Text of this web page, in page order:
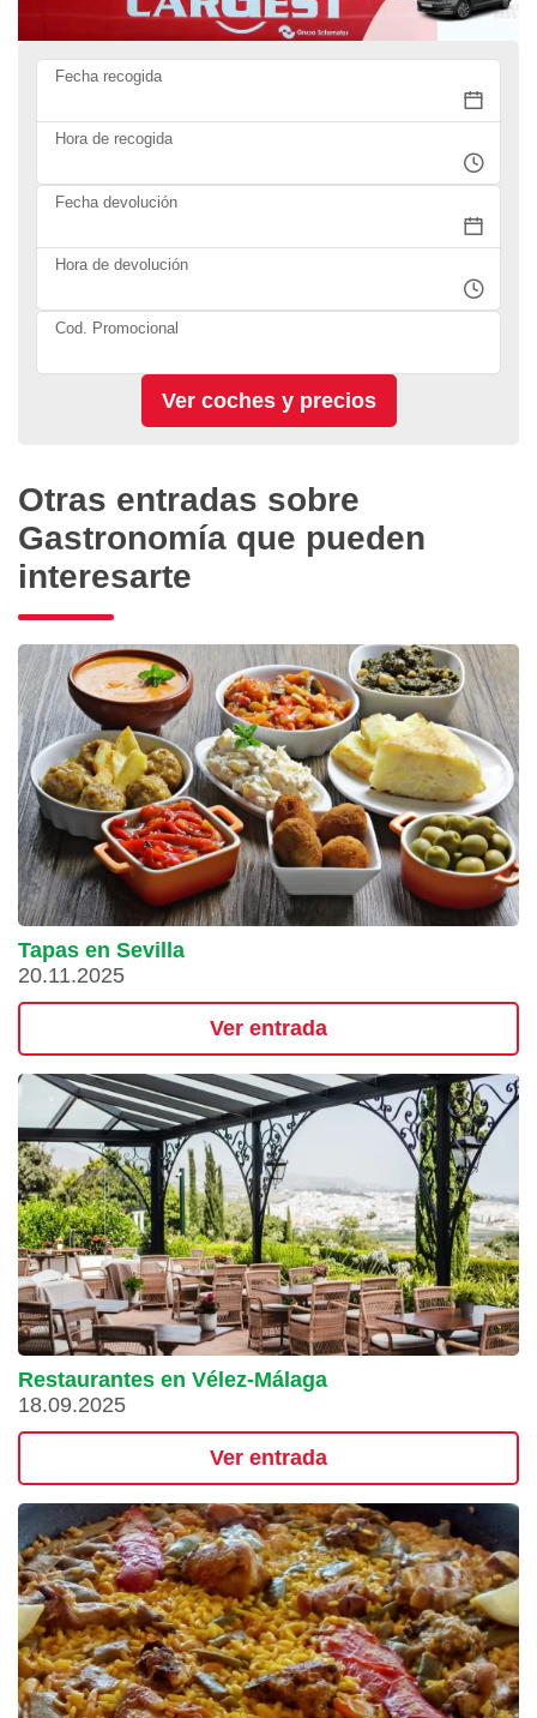
Fecha recogida
Hora de recogida
Fecha devolución
Hora de devolución
Cod. Promocional
Otras entradas sobre
Gastronomía que pueden
interesarte
Tapas en Sevilla
20.11.2025
Ver entrada
Restaurantes en Vélez-Málaga
18.09.2025
Ver entrada